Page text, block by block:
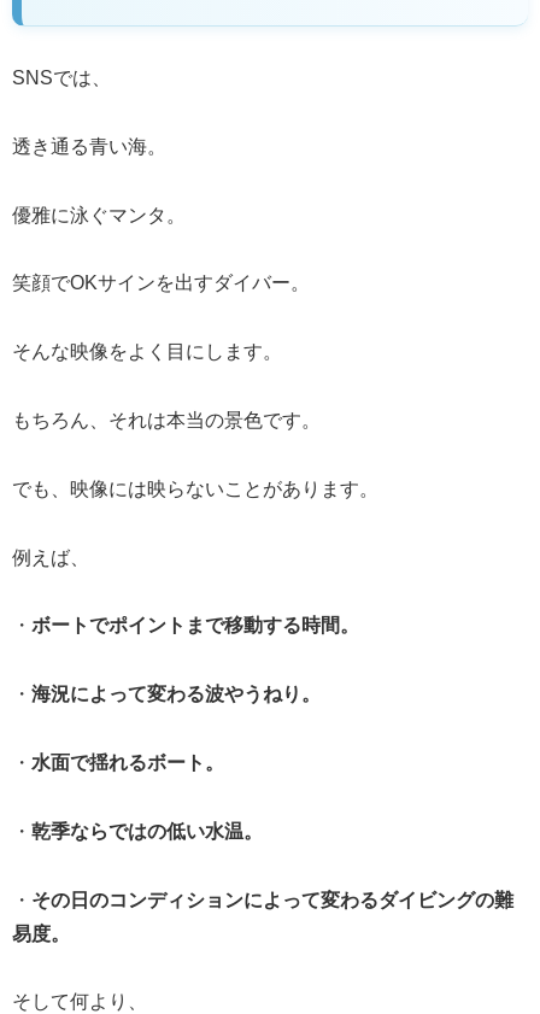
SNSでは、
透き通る青い海。
優雅に泳ぐマンタ。
笑顔でOKサインを出すダイバー。
そんな映像をよく目にします。
もちろん、それは本当の景色です。
でも、映像には映らないことがあります。
例えば、
・ ボートでポイントまで移動する時間。
・ 海況によって変わる波やうねり。
・ 水面で揺れるボート。
・ 乾季ならではの低い水温。
・ その日のコンディションによって変わるダイビングの難
易度。
そして何より、